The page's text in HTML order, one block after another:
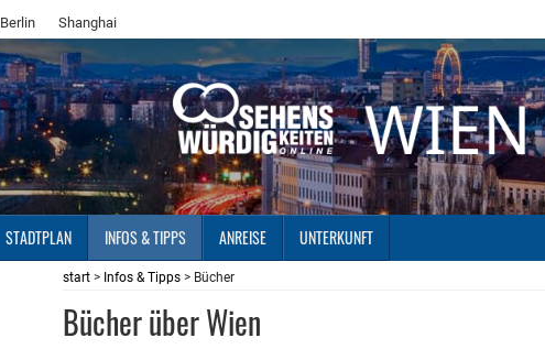
Berlin Shanghai
STADTPLAN INFOS & TIPPS ANREISE UNTERKUNFT
start > Infos & Tipps > Bücher
Bücher über Wien